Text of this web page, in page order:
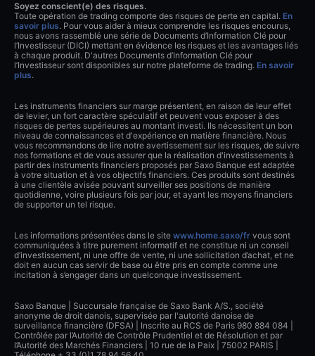
Soyez conscient(e) des risques.
Toute opération de trading comporte des risques de perte en capital. En
savoir plus. Pour vous aider à mieux comprendre les risques encourus,
nous avons rassemblé une série de Documents d’Information Clé pour
l’Investisseur (DICI) mettant en évidence les risques et les avantages liés
à chaque produit. D'autres Documents d’Information Clé pour
l’Investisseur sont disponibles sur notre plateforme de trading. En savoir
plus.
Les instruments financiers sur marge présentent, en raison de leur effet
de levier, un fort caractère spéculatif et peuvent vous exposer à des
risques de pertes supérieures au montant investi. Ils nécessitent un bon
niveau de connaissances et d'expérience en matière financière. Nous
vous recommandons de lire notre avertissement sur les risques, de suivre
nos formations et de vous assurer que la réalisation d'investissements à
partir des instruments financiers proposés par Saxo Banque est adaptée
à votre situation et à vos objectifs financiers. Ces produits sont destinés
à une clientèle avisée pouvant surveiller ses positions de manière
quotidienne, voire plusieurs fois par jour, et ayant les moyens financiers
de supporter un tel risque.
Les informations présentées dans le site www.home.saxo/fr vous sont
communiquées à titre purement informatif et ne constitue ni un conseil
d’investissement, ni une offre de vente, ni une sollicitation d’achat, et ne
doit en aucun cas servir de base ou être pris en compte comme une
incitation à s’engager dans un quelconque investissement.
Saxo Banque | Succursale française de Saxo Bank A/S., société
anonyme de droit danois, supervisée par l'autorité danoise de
surveillance financière (DFSA) | Inscrite au RCS de Paris 980 884 084 |
Contrôlée par l’Autorité de Contrôle Prudentiel et de Résolution et par
l’Autorité des Marchés Financiers | 10 rue de la Paix | 75002 PARIS |